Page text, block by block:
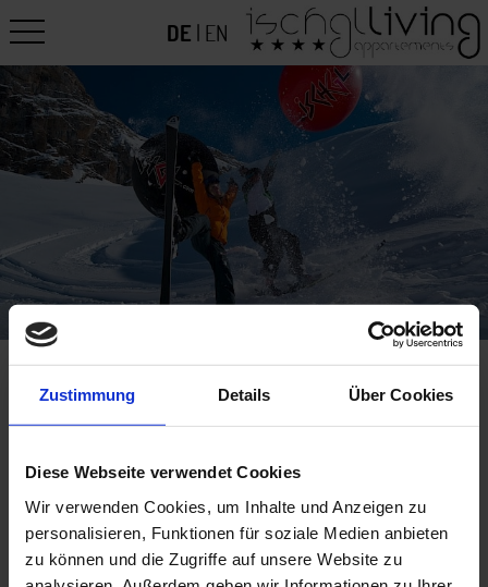
Zustimmung Details Über Cookies
Diese Webseite verwendet Cookies
Wir verwenden Cookies, um Inhalte und Anzeigen zu
personalisieren, Funktionen für soziale Medien anbieten
zu können und die Zugriffe auf unsere Website zu
DE | EN
TRAUMHAFTES SKIVERGNÜGEN RUND
UM IHRE APPARTEMENTS IN ISCHGL
Nicht umsonst ist Ischgl mit seiner Silvretta Arena
einer der begehrtesten und meistprämierten
Wintersportorte Österreichs und sogar Europas. Das